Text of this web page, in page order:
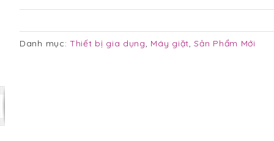
Danh mục: Thiết bị gia dụng, Máy giặt,Sản Phẩm Mới